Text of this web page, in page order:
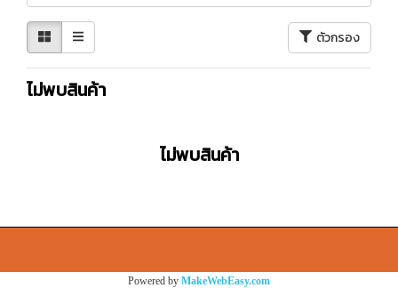
ตัวกรอง
ไม่พบสินค้า
ไม่พบสินค้า
Powered by MakeWebEasy.com